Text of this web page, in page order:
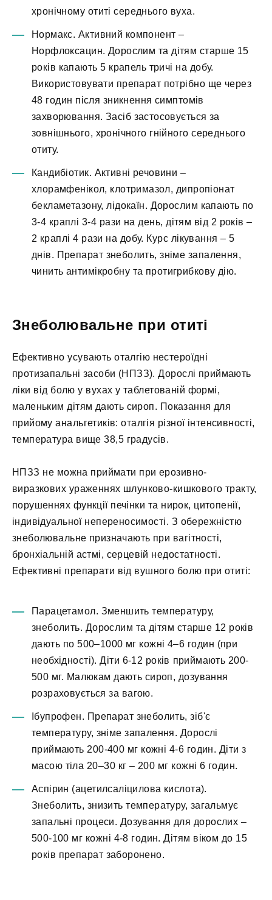
хронічному отиті середнього вуха.
Нормакс. Активний компонент –
Норфлоксацин. Дорослим та дітям старше 15
років капають 5 крапель тричі на добу.
Використовувати препарат потрібно ще через
48 годин після зникнення симптомів
захворювання. Засіб застосовується за
зовнішнього, хронічного гнійного середнього
отиту.
Кандибіотик. Активні речовини –
хлорамфенікол, клотримазол, дипропіонат
бекламетазону, лідокаїн. Дорослим капають по
3-4 краплі 3-4 рази на день, дітям від 2 років –
2 краплі 4 рази на добу. Курс лікування – 5
днів. Препарат знеболить, зніме запалення,
чинить антимікробну та протигрибкову дію.
Знеболювальне при отиті
Ефективно усувають оталгію нестероїдні
протизапальні засоби (НПЗЗ). Дорослі приймають
ліки від болю у вухах у таблетованій формі,
маленьким дітям дають сироп. Показання для
прийому анальгетиків: оталгія різної інтенсивності,
температура вище 38,5 градусів.
НПЗЗ не можна приймати при ерозивно-
виразкових ураженнях шлунково-кишкового тракту,
порушеннях функції печінки та нирок, цитопенії,
індивідуальної непереносимості. З обережністю
знеболювальне призначають при вагітності,
бронхіальній астмі, серцевій недостатності.
Ефективні препарати від вушного болю при отиті:
Парацетамол. Зменшить температуру,
знеболить. Дорослим та дітям старше 12 років
дають по 500–1000 мг кожні 4–6 годин (при
необхідності). Діти 6-12 років приймають 200-
500 мг. Малюкам дають сироп, дозування
розраховується за вагою.
Ібупрофен. Препарат знеболить, зіб'є
температуру, зніме запалення. Дорослі
приймають 200-400 мг кожні 4-6 годин. Діти з
масою тіла 20–30 кг – 200 мг кожні 6 годин.
Аспірин (ацетилсаліцилова кислота).
Знеболить, знизить температуру, загальмує
запальні процеси. Дозування для дорослих –
500-100 мг кожні 4-8 годин. Дітям віком до 15
років препарат заборонено.